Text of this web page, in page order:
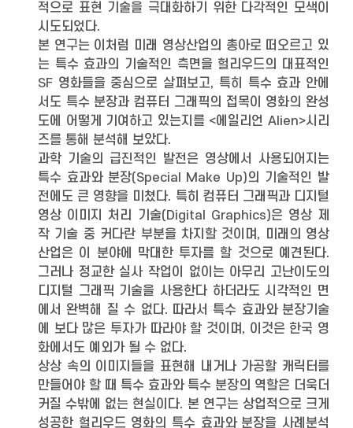
적으로 표현 기술을 극대화하기 위한 다각적인 모색이
시도되었다.
본 연구는 이처럼 미래 영상산업의 총아로 떠오르고 있
는 특수 효과의 기술적인 측면을 헐리우드의 대표적인
SF 영화들을 중심으로 살펴보고, 특히 특수 효과 안에
서도 특수 분장과 컴퓨터 그래픽의 접목이 영화의 완성
도에 어떻게 기여하고 있는지를 <에일리언 Alien>시리
즈를 통해 분석해 보았다.
과학 기술의 급진적인 발전은 영상에서 사용되어지는
특수 효과와 분장(Special Make Up)의 기술적인 발
전에도 큰 영향을 미쳤다. 특히 컴퓨터 그래픽과 디지털
영상 이미지 처리 기술(Digital Graphics)은 영상 제
작 기술 중 커다란 부분을 차지할 것이며, 미래의 영상
산업은 이 분야에 막대한 투자를 할 것으로 예견된다.
그러나 정교한 실사 작업이 없이는 아무리 고난이도의
디지털 그래픽 기술을 사용한다 하더라도 시각적인 면
에서 완벽해 질 수 없다. 따라서 특수 효과와 분장기술
에 보다 많은 투자가 따라야 할 것이며, 이것은 한국 영
화에서도 예외가 될 수 없다.
상상 속의 이미지들을 표현해 내거나 가공할 캐릭터를
만들어야 할 때 특수 효과와 특수 분장의 역할은 더욱더
커질 수밖에 없는 현실이다. 본 연구는 상업적으로 크게
성공한 헐리우드 영화의 특수 효과와 분장을 사례분석